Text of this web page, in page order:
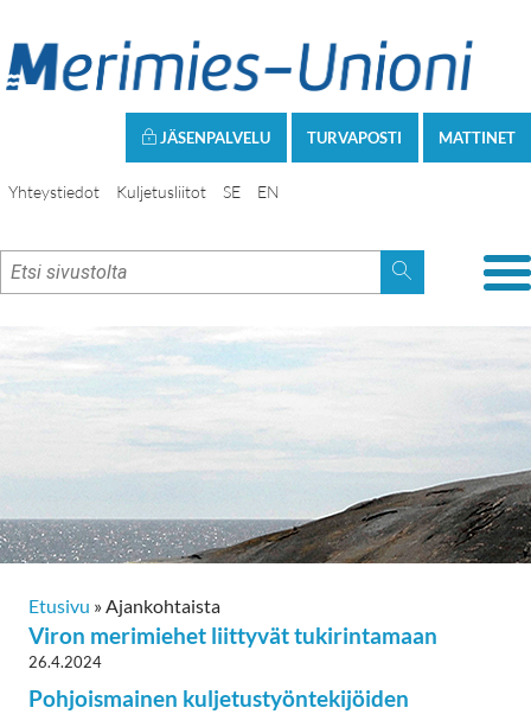
MATTINET
TURVAPOSTI
JÄSENPALVELU
Yhteystiedot Kuljetusliitot SE EN
Etusivu » Ajankohtaista
Viron merimiehet liittyvät tukirintamaan
26.4.2024
Pohjoismainen kuljetustyöntekijöiden